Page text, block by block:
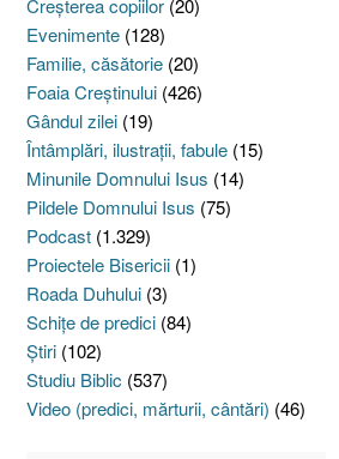
Creşterea copiilor (20)
Evenimente (128)
Familie, căsătorie (20)
Foaia Creştinului (426)
Gândul zilei (19)
Întâmplări, ilustraţii, fabule (15)
Minunile Domnului Isus (14)
Pildele Domnului Isus (75)
Podcast (1.329)
Proiectele Bisericii (1)
Roada Duhului (3)
Schiţe de predici (84)
Ştiri (102)
Studiu Biblic (537)
Video (predici, mărturii, cântări) (46)